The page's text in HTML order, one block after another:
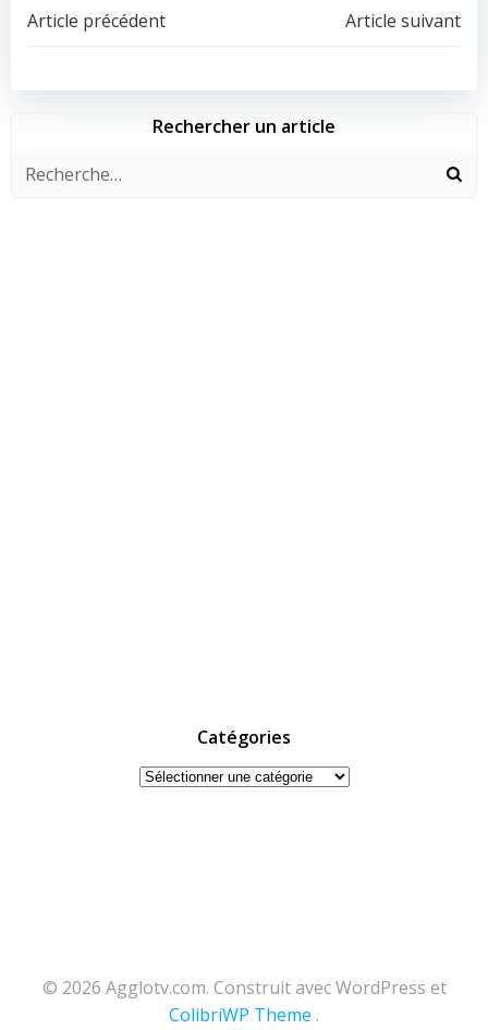
Navigation
de
l’article
Article précédent
Navigation
de
l’article
Article suivant
Rechercher un article
Catégories
Catégories
© 2026 Agglotv.com. Construit avec WordPress et
ColibriWP Theme .